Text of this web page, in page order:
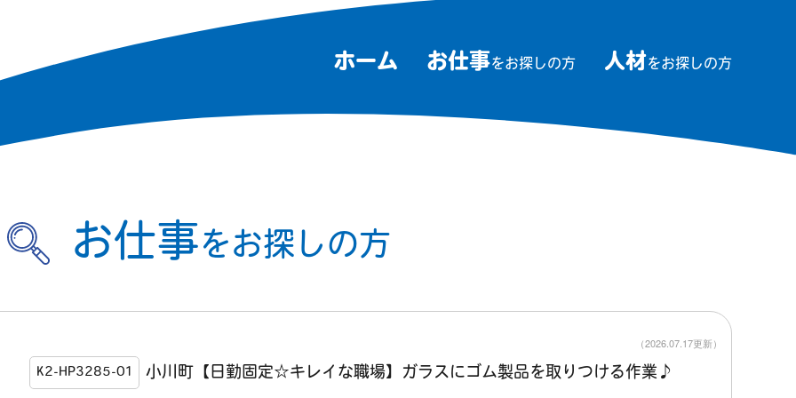
ホーム お仕事をお探しの方 人材をお探しの方
お仕事をお探しの方
K2-HP3285-01 小川町【日勤固定☆キレイな職場】ガラスにゴム製品を取りつける作業♪
（2026.07.17更新）